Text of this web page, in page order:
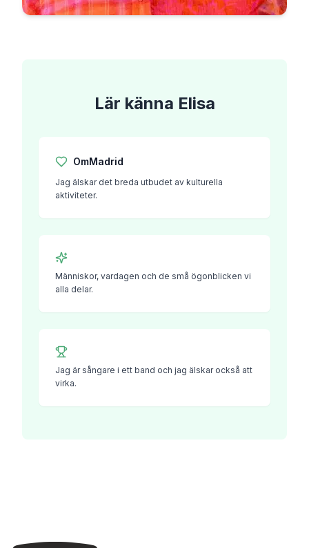
Lär känna Elisa
OmMadrid
Jag älskar det breda utbudet av kulturella
aktiviteter.
Människor, vardagen och de små ögonblicken vi
alla delar.
Jag är sångare i ett band och jag älskar också att
virka.